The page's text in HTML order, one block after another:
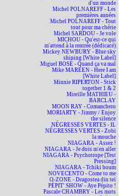
d'un monde
Michel POLNAREFF - Les
premières années
Michel POLNAREFF - Tout
tout pour ma chérie
Michel SARDOU - Je vole
MICHOU - Qu'est-ce qui
m'attend à la rentrée (dédicacé)
Mickey NEWBURY - Blue sky
shining [White Label]
Miguel BOSÉ - Quand ça va mal
Mike MAREEN - Here I am
[White Label]
Minnie RIPERTON - Stick
together 1 & 2
Mireille MATHIEU -
BARCLAY
MOON RAY - Comanchero
MORIARTY - Jimmy / Enjoy
the silence
NÉGRESSES VERTES - IL
NÉGRESSES VERTES - Zobi
la mouche
NIAGARA - Assez !
NIAGARA - Je dois m'en aller
NIAGARA - Psychotrope [Test
Pressing]
NIAGARA - Tchiki boum
NOVECENTO - Come to me
O-ZONE - Dragostea din teï
PÉPIT' SHOW - Aye Pépito !
Pascale CHAMBRY - Les mots